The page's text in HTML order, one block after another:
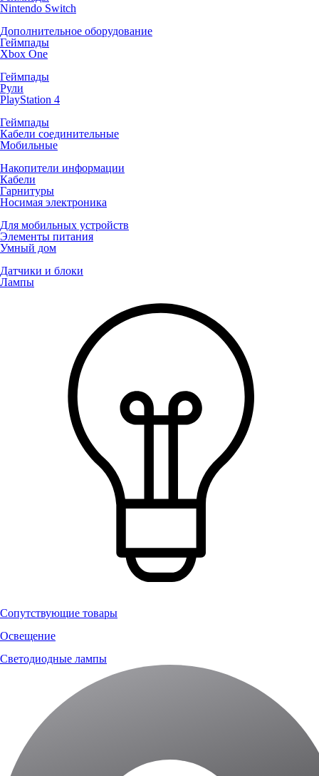
Nintendo Switch
Дополнительное оборудование
Геймпады
Xbox One
Геймпады
Рули
PlayStation 4
Геймпады
Кабели соединительные
Мобильные
Накопители информации
Кабели
Гарнитуры
Носимая электроника
Для мобильных устройств
Элементы питания
Умный дом
Датчики и блоки
Лампы
Сопутствующие товары
Освещение
Светодиодные лампы